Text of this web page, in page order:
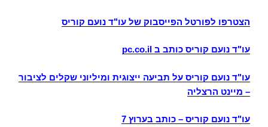
הצטרפו לפורטל הפייסבוק של עו"ד נועם קוריס
עו"ד נועם קוריס כותב ב pc.co.il
עו"ד נועם קוריס על תביעה ייצוגית ומיליוני שקלים לציבור
– מיינט הרצליה
עו"ד נועם קוריס – כותב בערוץ 7